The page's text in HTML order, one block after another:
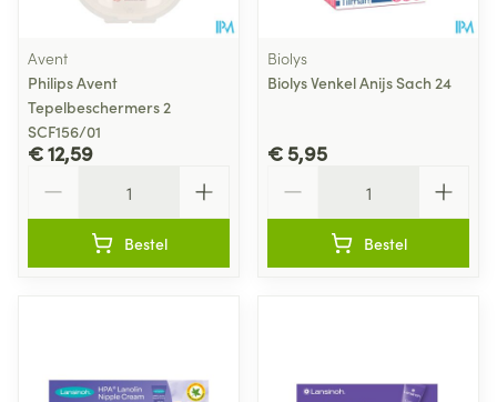
Avent
Philips Avent
Tepelbeschermers 2
SCF156/01
€ 12,59
Bestel
Biolys
Biolys Venkel Anijs Sach 24
€ 5,95
Bestel